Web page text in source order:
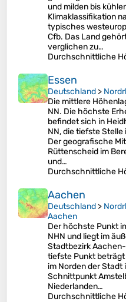
und milden bis
Klimaklassifikation
typisches
Cfb. Das Land
verglichen zu…
Durchschnittliche
Essen
Deutschland >
Die mittlere
NN. Die höchste
befindet sich in
NN, die tiefste Stelle
Der geografische
Rüttenscheid im
und…
Durchschnittliche
Aachen
Deutschland >
Aachen
Der höchste Punkt
NHN und liegt im
Stadtbezirk
tiefste Punkt beträgt
im Norden der
Schnittpunkt
Niederlanden…
Durchschnittliche